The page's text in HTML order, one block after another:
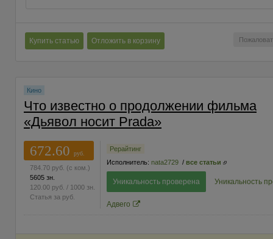
Купить статью Отложить в корзину
Кино
Что известно о продолжении фильма
«Дьявол носит Prada»
672.60
руб.
784.70 руб. (с ком.)
5605 зн.
120.00 руб. / 1000 зн.
Статья за руб.
Рерайтинг
Исполнитель: nata2729 / все статьи
Уникальность проверена Уникальность
Адвего